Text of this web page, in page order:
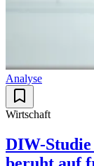
Analyse
Wirtschaft
DIW-